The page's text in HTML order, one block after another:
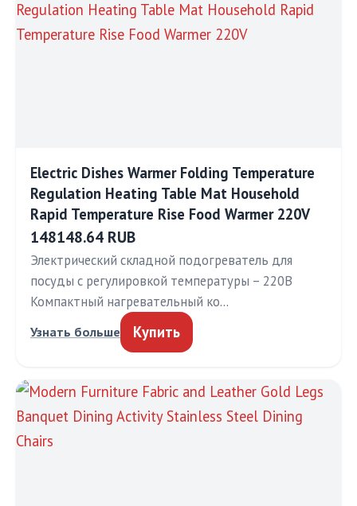
Electric Dishes Warmer Folding Temperature
Regulation Heating Table Mat Household
Rapid Temperature Rise Food Warmer 220V
148148.64 RUB
Электрический складной подогреватель для
посуды с регулировкой температуры – 220В
Компактный нагревательный ко…
Узнать больше Купить